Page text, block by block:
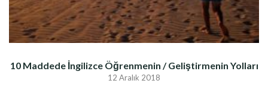
10 Maddede İngilizce Öğrenmenin / Geliştirmenin Yolları
12 Aralık 2018